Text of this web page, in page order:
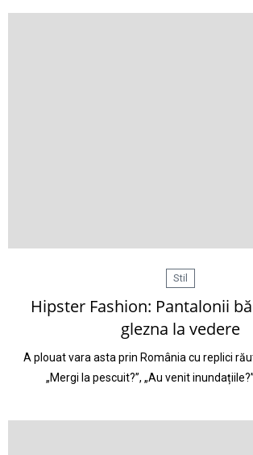
Stil
Hipster Fashion: Pantalonii
glezna la vedere
A plouat vara asta prin România cu replici
„Mergi la pescuit?”, „Au venit